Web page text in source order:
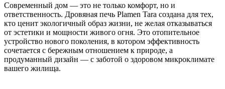
Современный дом — это не только комфорт, но и
ответственность. Дровяная печь Plamen Tara создана для тех,
кто ценит экологичный образ жизни, не желая отказываться
от эстетики и мощности живого огня. Это отопительное
устройство нового поколения, в котором эффективность
сочетается с бережным отношением к природе, а
продуманный дизайн — с заботой о здоровом микроклимате
вашего жилища.